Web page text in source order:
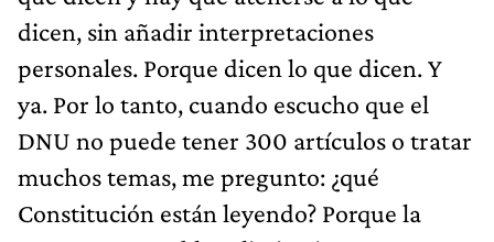
dicen, sin añadir interpretaciones
personales. Porque dicen lo que dicen. Y
ya. Por lo tanto, cuando escucho que el
DNU no puede tener 300 artículos o tratar
muchos temas, me pregunto: ¿qué
Constitución están leyendo? Porque la